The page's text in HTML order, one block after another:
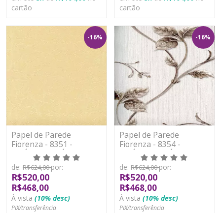
cartão
cartão
-16%
Papel de Parede
Fiorenza - 8351 -
VINÍLICO LAVÁVEL
de: R$624,00por:
R$520,00
R$468,00
À vista (10% desc)
PIX/transferência
-16%
Papel de Parede
Fiorenza - 8354 -
VINÍLICO LAVÁVEL
de: R$624,00por:
R$520,00
R$468,00
À vista (10% desc)
PIX/transferência